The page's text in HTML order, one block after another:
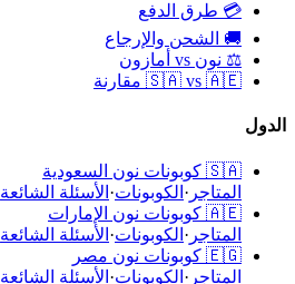
💳 طرق الدفع
🚚 الشحن والإرجاع
⚖️ نون vs أمازون
🇸🇦 vs 🇦🇪 مقارنة
الدول
🇸🇦 كوبونات نون السعودية
المتاجر · الكوبونات· الأسئلة الشائعة
🇦🇪 كوبونات نون الإمارات
المتاجر · الكوبونات· الأسئلة الشائعة
🇪🇬 كوبونات نون مصر
المتاجر · الكوبونات· الأسئلة الشائعة